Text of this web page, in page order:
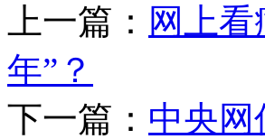
上一篇： 网上
年”？
下一篇： 中央